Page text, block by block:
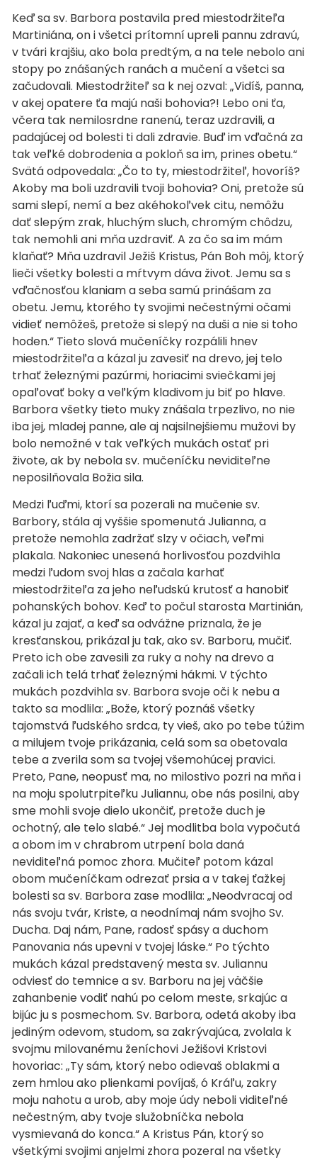
Keď sa sv. Barbora postavila pred miestodržiteľa
Martiniána, on i všetci prítomní upreli pannu zdravú,
v tvári krajšiu, ako bola predtým, a na tele nebolo ani
stopy po znášaných ranách a mučení a všetci sa
začudovali. Miestodržiteľ sa k nej ozval: „Vidíš, panna,
v akej opatere ťa majú naši bohovia?! Lebo oni ťa,
včera tak nemilosrdne ranenú, teraz uzdravili, a
padajúcej od bolesti ti dali zdravie. Buď im vďačná za
tak veľké dobrodenia a pokloň sa im, prines obetu.“
Svätá odpovedala: „Čo to ty, miestodržiteľ, hovoríš?
Akoby ma boli uzdravili tvoji bohovia? Oni, pretože sú
sami slepí, nemí a bez akéhokoľvek citu, nemôžu
dať slepým zrak, hluchým sluch, chromým chôdzu,
tak nemohli ani mňa uzdraviť. A za čo sa im mám
klaňať? Mňa uzdravil Ježiš Kristus, Pán Boh môj, ktorý
lieči všetky bolesti a mŕtvym dáva život. Jemu sa s
vďačnosťou klaniam a seba samú prinášam za
obetu. Jemu, ktorého ty svojimi nečestnými očami
vidieť nemôžeš, pretože si slepý na duši a nie si toho
hoden.“ Tieto slová mučeníčky rozpálili hnev
miestodržiteľa a kázal ju zavesiť na drevo, jej telo
trhať železnými pazúrmi, horiacimi sviečkami jej
opaľovať boky a veľkým kladivom ju biť po hlave.
Barbora všetky tieto muky znášala trpezlivo, no nie
iba jej, mladej panne, ale aj najsilnejšiemu mužovi by
bolo nemožné v tak veľkých mukách ostať pri
živote, ak by nebola sv. mučeníčku neviditeľne
neposilňovala Božia sila.
Medzi ľuďmi, ktorí sa pozerali na mučenie sv.
Barbory, stála aj vyššie spomenutá Julianna, a
pretože nemohla zadržať slzy v očiach, veľmi
plakala. Nakoniec unesená horlivosťou pozdvihla
medzi ľudom svoj hlas a začala karhať
miestodržiteľa za jeho neľudskú krutosť a hanobiť
pohanských bohov. Keď to počul starosta Martinián,
kázal ju zajať, a keď sa odvážne priznala, že je
kresťanskou, prikázal ju tak, ako sv. Barboru, mučiť.
Preto ich obe zavesili za ruky a nohy na drevo a
začali ich telá trhať železnými hákmi. V týchto
mukách pozdvihla sv. Barbora svoje oči k nebu a
takto sa modlila: „Bože, ktorý poznáš všetky
tajomstvá ľudského srdca, ty vieš, ako po tebe túžim
a milujem tvoje prikázania, celá som sa obetovala
tebe a zverila som sa tvojej všemohúcej pravici.
Preto, Pane, neopusť ma, no milostivo pozri na mňa i
na moju spolutrpiteľku Juliannu, obe nás posilni, aby
sme mohli svoje dielo ukončiť, pretože duch je
ochotný, ale telo slabé.“ Jej modlitba bola vypočutá
a obom im v chrabrom utrpení bola daná
neviditeľná pomoc zhora. Mučiteľ potom kázal
obom mučeníčkam odrezať prsia a v takej ťažkej
bolesti sa sv. Barbora zase modlila: „Neodvracaj od
nás svoju tvár, Kriste, a neodnímaj nám svojho Sv.
Ducha. Daj nám, Pane, radosť spásy a duchom
Panovania nás upevni v tvojej láske.“ Po týchto
mukách kázal predstavený mesta sv. Juliannu
odviesť do temnice a sv. Barboru na jej väčšie
zahanbenie vodiť nahú po celom meste, srkajúc a
bijúc ju s posmechom. Sv. Barbora, odetá akoby iba
jediným odevom, studom, sa zakrývajúca, zvolala k
svojmu milovanému ženíchovi Ježišovi Kristovi
hovoriac: „Ty sám, ktorý nebo odievaš oblakmi a
zem hmlou ako plienkami povíjaš, ó Kráľu, zakry
moju nahotu a urob, aby moje údy neboli viditeľné
nečestným, aby tvoje služobníčka nebola
vysmievaná do konca.“ A Kristus Pán, ktorý so
všetkými svojimi anjelmi zhora pozeral na všetky